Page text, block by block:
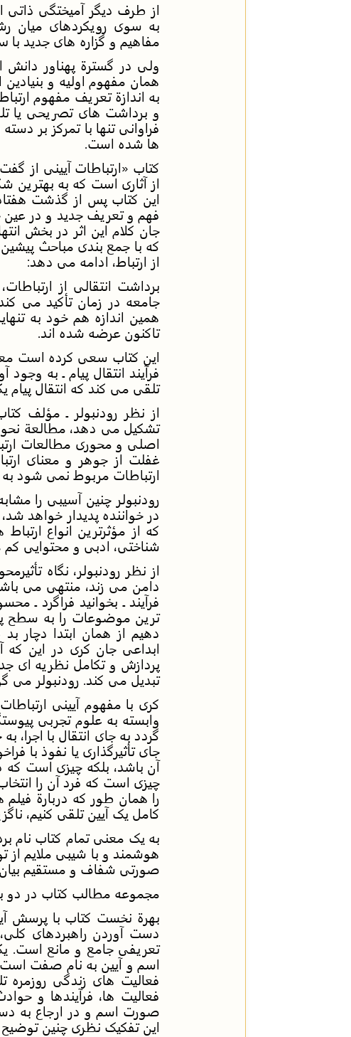
از طرف دیگر آمیختگی ذاتی
به سوی رویکردهای میان
مفاهیم و گزاره های جدید
ولی در گسترة پهناور
همان مفهوم اولیه و
به اندازة تعریف مفهوم
و برداشت های تصریحی یا
فراوانی تنها با تمرکز بر
ها شده است.
کتاب «ارتباطات آیینی از
از آثاری است که به بهترین
این کتاب پس از گذشت
فهم و تعریف جدید و در
جان کلام این اثر در بخش
که با جمع بندی مباحث
از ارتباط، ادامه می دهد:
برداشت انتقالی از
جامعه در زمان تأکید می
همین اندازه هم خود به
تاکنون عرضه شده اند.
این کتاب سعی کرده است
فرآیند انتقال پیام ـ به وجود
تلقی می کند که انتقال
از نظر رودنبولر ـ مؤلف
تشکیل می دهد، مطالعة نحوه
اصلی و محوری مطالعات
غفلت از جوهر و معنای
ارتباطات مربوط نمی شود
رودنبولر چنین آسیبی را
در خواننده پدیدار خواهد
که از مؤثرترین انواع
شناختی، ادبی و محتوایی
از نظر رودنبولر، نگاه
دامن می زند، منتهی می
فرآیند ـ بخوانید فراگرد
ترین موضوعات را به سطح
دهیم از همان ابتدا دچار
ابداعی جان کری در این که
پردازش و تکامل نظریه ای
تبدیل می کند. رودنبولر می
کری با مفهوم آیینی
وابسته به علوم تجربی
گردد به جای انتقال با اجرا،
جای تأثیرگذاری یا نفوذ
آن باشد، بلکه چیزی است که
چیزی است که فرد آن را
را همان طور که دربارة
کامل یک آیین تلقی کنیم،
به یک معنی تمام کتاب نام
هوشمند و با شیبی ملایم از
صورتی شفاف و مستقیم
مجموعه مطالب کتاب در دو
بهرة نخست کتاب با پرسش
دست آوردن راهبردهای
تعریفی جامع و مانع است.
اسم و آیین به نام صفت
فعالیت های زندگی
فعالیت ها، فرآیندها و
صورت اسم و در ارجاع به
این تفکیک نظری چنین